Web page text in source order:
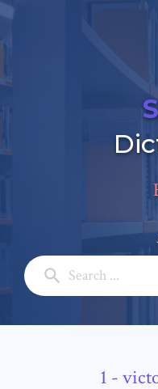
-
Add
Full Name:
Subject: *